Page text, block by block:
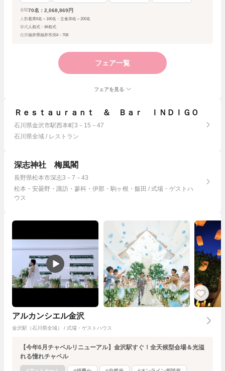
金額 70名：2,068,869円
人数着席6名～160名・立食30名～200名
挙式人前式・神前式
住所福井県福井市渕4－708
フェア一覧
フェアを見る
Ｒｅｓｔａｕｒａｎｔ ＆ Ｂａｒ ＩＮＤＩＧＯ
石川県金沢市駅西本町3－15－47
石川県全域 / レストラン
深志神社 梅風閣
長野県松本市深志3－7－43
松本・安曇野・諏訪・蓼科・伊那・駒ヶ根・飯田 / 式場・ゲストハ
ウス
アルカンシエル金沢
金沢駅（石川県全域） / 式場・ゲストハウス
【今年6月チャペルリニューアル】金沢駅すぐ！全天候型会場＆光溢
れる憧れチャペル